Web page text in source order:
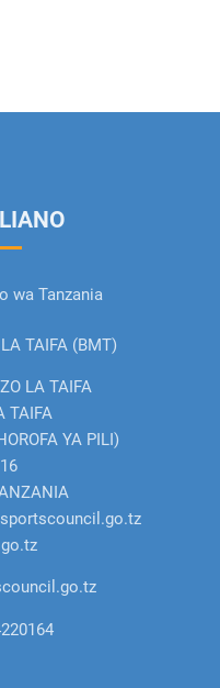
wa Tanzania
TAIFA (BMT)
LA TAIFA
TAIFA
YA PILI)